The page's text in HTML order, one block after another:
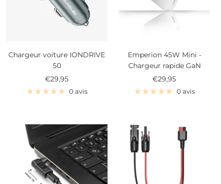
Chargeur voiture IONDRIVE
50
Prix
de
€29,95
0 avis
Emperion 45W Mini -
Chargeur rapide GaN
Prix
de
€29,95
0 avis